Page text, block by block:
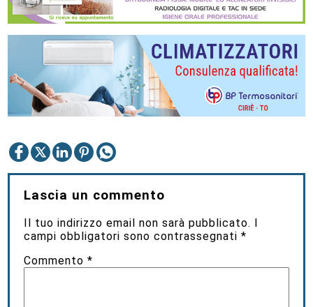
Lascia un commento
Il tuo indirizzo email non sarà pubblicato. I
campi obbligatori sono contrassegnati*
Commento*